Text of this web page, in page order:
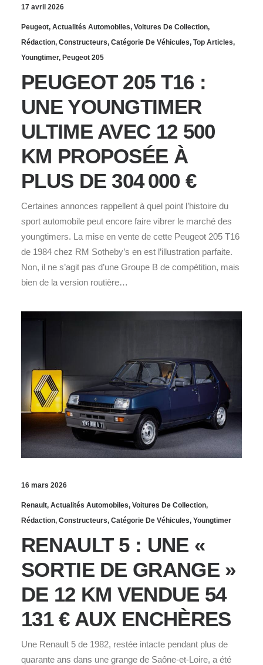
17 avril 2026
Peugeot, Actualités Automobiles, Voitures De Collection,
Rédaction, Constructeurs, Catégorie De Véhicules, Top Articles,
Youngtimer, Peugeot 205
PEUGEOT 205 T16 :
UNE YOUNGTIMER
ULTIME AVEC 12 500
KM PROPOSÉE À
PLUS DE 304 000 €
Certaines annonces rappellent à quel point l’histoire du
sport automobile peut encore faire vibrer le marché des
youngtimers. La mise en vente de cette Peugeot 205 T16
de 1984 chez RM Sotheby’s en est l’illustration parfaite.
Non, il ne s’agit pas d’une Groupe B de compétition, mais
bien de la version routière…
16 mars 2026
Renault, Actualités Automobiles, Voitures De Collection,
Rédaction, Constructeurs, Catégorie De Véhicules, Youngtimer
RENAULT 5 : UNE «
SORTIE DE GRANGE »
DE 12 KM VENDUE 54
131 € AUX ENCHÈRES
Une Renault 5 de 1982, restée intacte pendant plus de
quarante ans dans une grange de Saône‑et‑Loire, a été